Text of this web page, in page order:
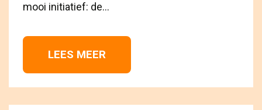
mooi initiatief: de...
LEES MEER